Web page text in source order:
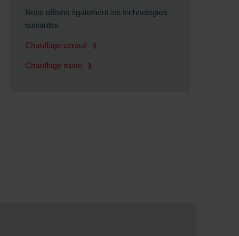
Nous offrons également les technologies
suivantes
Chauffage central
Chauffage mixte